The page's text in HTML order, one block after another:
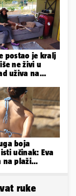
postao je kralj
ne živi u
uživa na
boja
učinak: Eva
na plaži
ruke